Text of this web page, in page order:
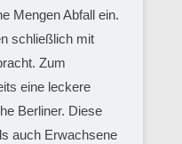
Mengen Abfall ein.
schließlich mit
Zum
eine leckere
Berliner. Diese
auch Erwachsene